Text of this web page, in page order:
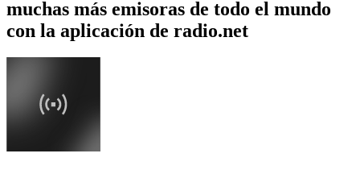
muchas más emisoras de todo el mundo
con la aplicación de radio.net